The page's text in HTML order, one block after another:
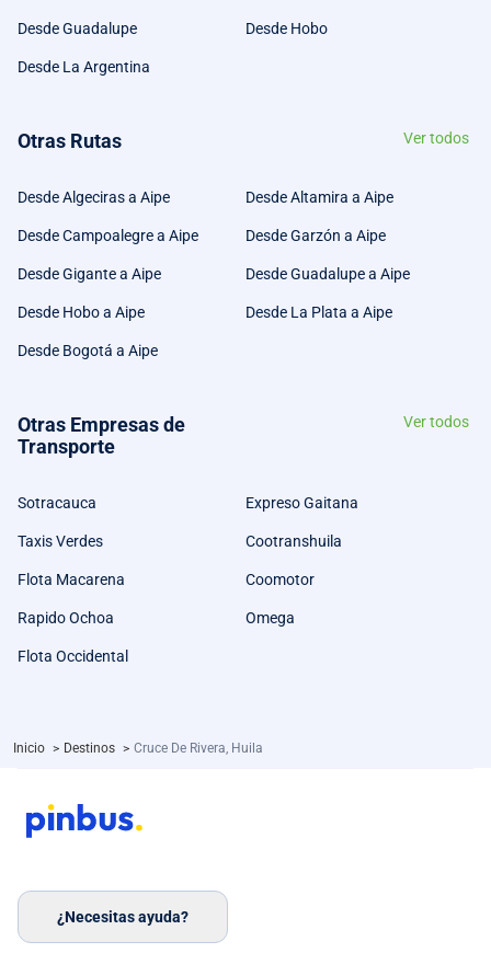
Desde Guadalupe Desde Hobo
Desde La Argentina
Otras Rutas Ver todos
Desde Algeciras a Aipe Desde Altamira a Aipe
Desde Campoalegre a Aipe Desde Garzón a Aipe
Desde Gigante a Aipe Desde Guadalupe a Aipe
Desde Hobo a Aipe Desde La Plata a Aipe
Desde Bogotá a Aipe
Otras Empresas de
Transporte
Ver todos
Sotracauca Expreso Gaitana
Taxis Verdes Cootranshuila
Flota Macarena Coomotor
Rapido Ochoa Omega
Flota Occidental
Inicio > Destinos > Cruce De Rivera, Huila
¿Necesitas ayuda?